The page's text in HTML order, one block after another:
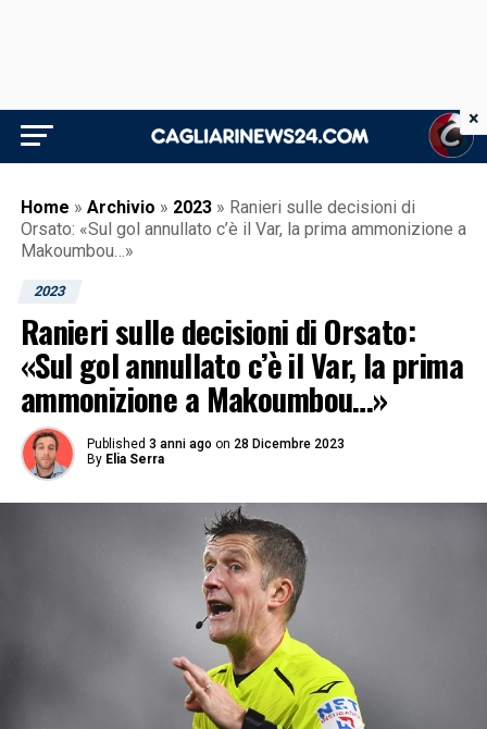
Home » Archivio » 2023 » Ranieri sulle decisioni di
Orsato: «Sul gol annullato c’è il Var, la prima ammonizione a
Makoumbou…»
2023
Ranieri sulle decisioni di Orsato:
«Sul gol annullato c’è il Var, la prima
ammonizione a Makoumbou…»
Published 3 anni ago on 28 Dicembre 2023
By Elia Serra
×